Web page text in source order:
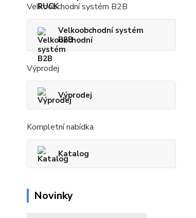
Velkoobchodní systém B2B
Velkoobchodní systém
B2B
Výprodej
Výprodej
Kompletní nabídka
Katalog
Novinky